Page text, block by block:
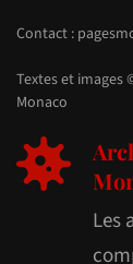
Contact :
Textes et images
Monaco
Les